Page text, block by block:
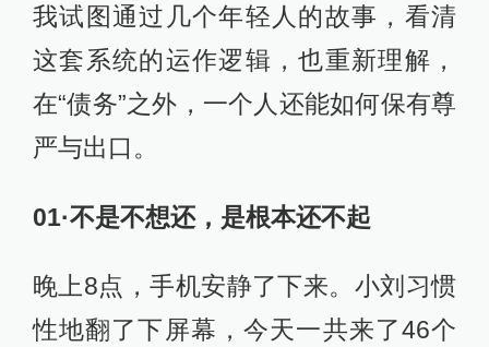
我试图通过几个年轻人的故事，看清
这套系统的运作逻辑，也重新理解，
在“债务”之外，一个人还能如何保有尊
严与出口。
01·不是不想还，是根本还不起
晚上8点，手机安静了下来。小刘习惯
性地翻了下屏幕，今天一共来了46个